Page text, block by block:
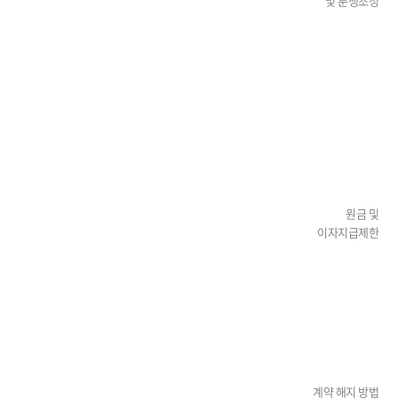
원금 및
이자지급제한
계약 해지 방법